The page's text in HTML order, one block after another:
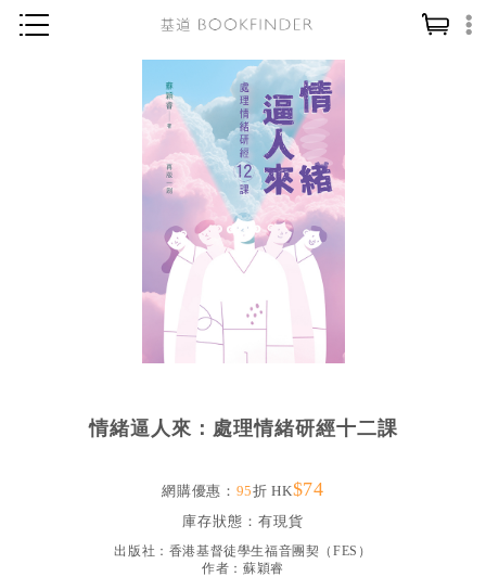
神學／教義
讀經／研經
靈修／禱告
信徒生活
社會／倫理
文藝／勵志
情緒逼人來：處理情緒研經十二課
網購優惠： 95折 HK$74
庫存狀態： 有現貨
出版社： 香港基督徒學生福音團契（FES）
作者： 蘇穎睿